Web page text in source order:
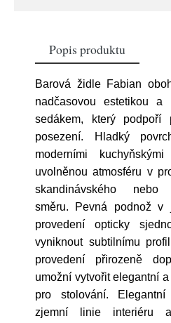
Popis produktu
Barová židle Fabian
nadčasovou estetikou a
sedákem, který podpoří
posezení. Hladký
moderními
uvolněnou atmosféru v
skandinávského nebo
směru. Pevná podnož v
provedení opticky
vyniknout subtilnímu
provedení přirozeně
umožní vytvořit elegantní
pro stolování.
zjemní linie interiéru